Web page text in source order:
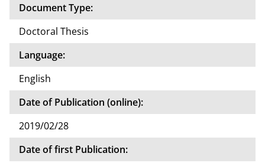
Document Type:
Doctoral Thesis
Language:
English
Date of Publication (online):
2019/02/28
Date of first Publication: